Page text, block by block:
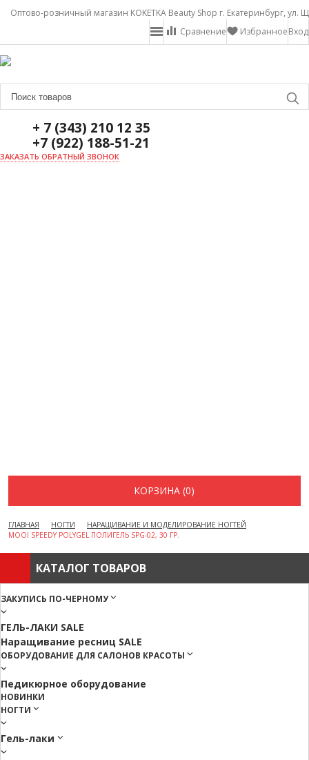
Оптово-розничный магазин KOKETKA Beauty Shop г. Екатеринбург, ул.
Вход
Избранное
Сравнение
+ 7 (343) 210 12 35
+7 (922) 188-51-21
ЗАКАЗАТЬ ОБРАТНЫЙ ЗВОНОК
КОРЗИНА (0)
ГЛАВНАЯ НОГТИ
НАРАЩИВАНИЕ И МОДЕЛИРОВАНИЕ НОГТЕЙ
MOOI SPEEDY POLYGEL ПОЛИГЕЛЬ SPG-02, 30 ГР.
КАТАЛОГ ТОВАРОВ
ЗАКУПИСЬ ПО-ЧЕРНОМУ
ГЕЛЬ-ЛАКИ SALE
Наращивание ресниц SALE
ОБОРУДОВАНИЕ ДЛЯ САЛОНОВ КРАСОТЫ
Педикюрное оборудование
НОВИНКИ
НОГТИ
Гель-лаки